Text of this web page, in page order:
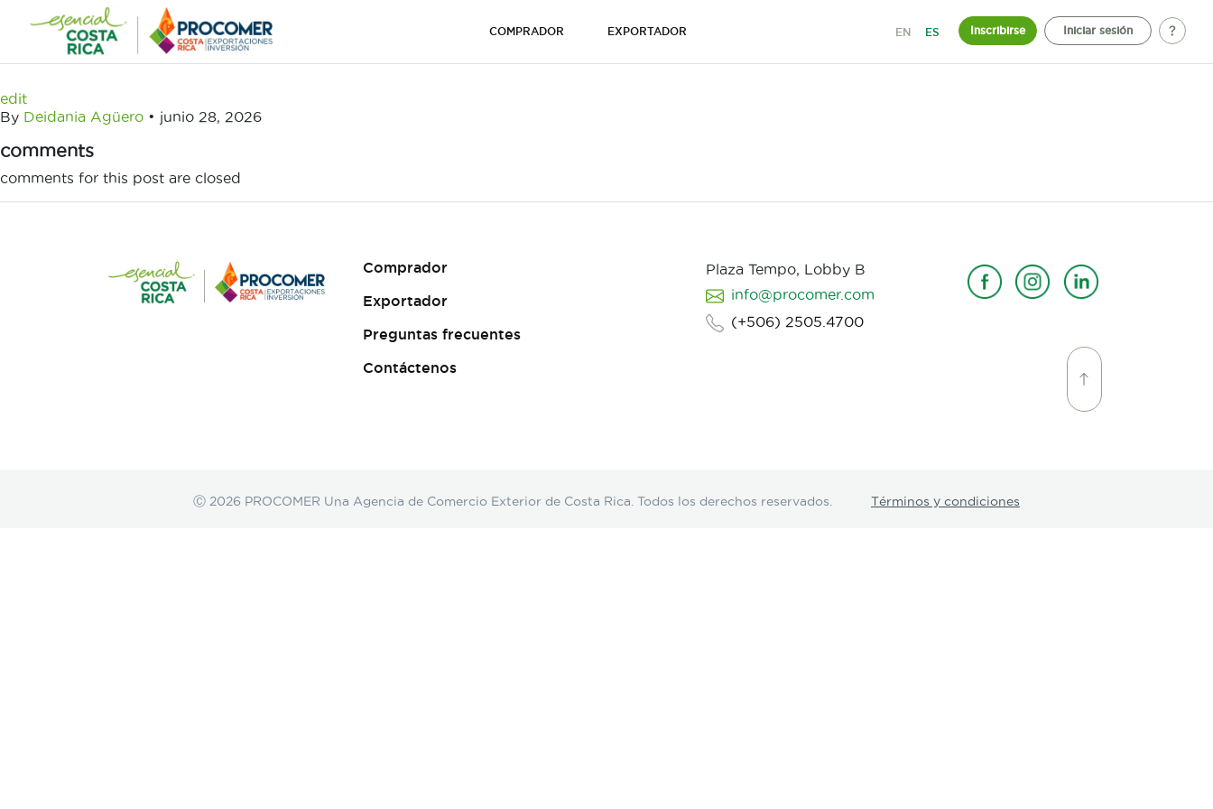
contenido
COMPRADOR EXPORTADOR EN ES Inscribirse Iniciar sesión
edit
By Deidania Agüero • junio 28, 2026
comments
comments for this post are closed
Comprador
Exportador
Preguntas frecuentes
Contáctenos
Plaza Tempo, Lobby B
info@procomer.com
(+506) 2505.4700
Ⓒ 2026 PROCOMER Una Agencia de Comercio Exterior de Costa Rica. Todos los derechos reservados. Términos y condiciones